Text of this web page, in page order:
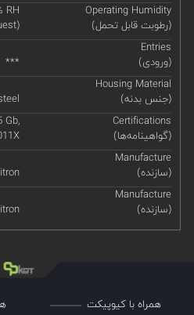
Operating Humidity
(رطوبت قابل تحمل)
RH
Entries
(ورودی)
***
Housing Material
(جنس بدنه)
Certifications
(گواهینامه‌ها)
Gb,
Manufacture
(سازنده)
Manufacture
(سازنده)
همراه با کیوپیکت